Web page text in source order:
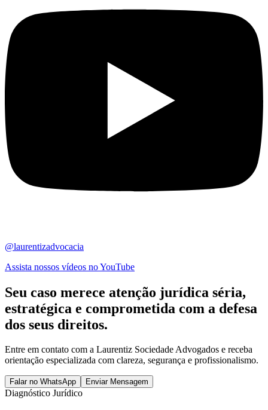
@laurentizadvocacia
Assista nossos vídeos no YouTube
Seu caso merece atenção jurídica séria,
estratégica e comprometida com a defesa
dos seus direitos.
Entre em contato com a Laurentiz Sociedade Advogados e receba
orientação especializada com clareza, segurança e profissionalismo.
Falar no WhatsApp Enviar Mensagem
Diagnóstico Jurídico